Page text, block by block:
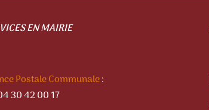
EN MAIRIE
Postale Communale:
30 42 00 17